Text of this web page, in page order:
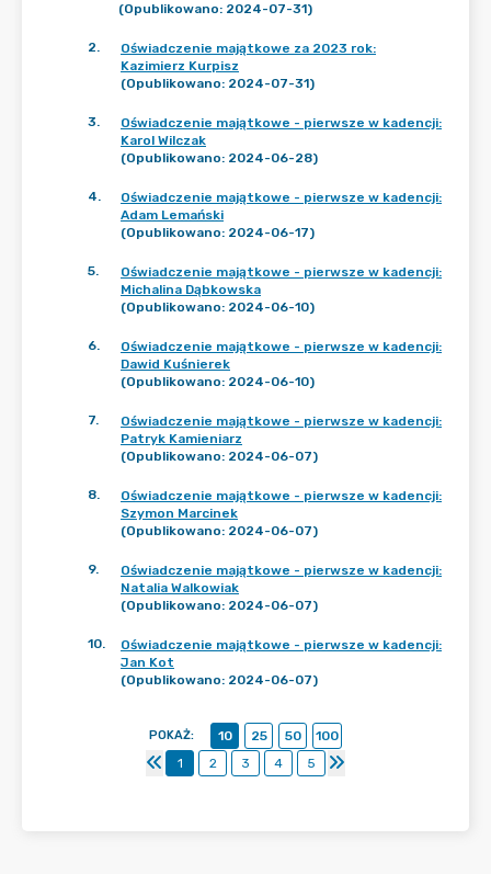
(Opublikowano: 2024-07-31)
2.
Oświadczenie majątkowe za 2023 rok:
Kazimierz Kurpisz
(Opublikowano: 2024-07-31)
3.
Oświadczenie majątkowe - pierwsze w kadencji:
Karol Wilczak
(Opublikowano: 2024-06-28)
4.
Oświadczenie majątkowe - pierwsze w kadencji:
Adam Lemański
(Opublikowano: 2024-06-17)
5.
Oświadczenie majątkowe - pierwsze w kadencji:
Michalina Dąbkowska
(Opublikowano: 2024-06-10)
6.
Oświadczenie majątkowe - pierwsze w kadencji:
Dawid Kuśnierek
(Opublikowano: 2024-06-10)
7.
Oświadczenie majątkowe - pierwsze w kadencji:
Patryk Kamieniarz
(Opublikowano: 2024-06-07)
8.
Oświadczenie majątkowe - pierwsze w kadencji:
Szymon Marcinek
(Opublikowano: 2024-06-07)
9.
Oświadczenie majątkowe - pierwsze w kadencji:
Natalia Walkowiak
(Opublikowano: 2024-06-07)
10.
Oświadczenie majątkowe - pierwsze w kadencji:
Jan Kot
(Opublikowano: 2024-06-07)
POKAŻ: 10 25 50
100
1
2 3 4 5